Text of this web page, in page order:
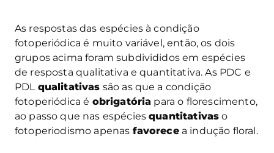
As respostas das espécies à condição
fotoperiódica é muito variável, então, os dois
grupos acima foram subdivididos em espécies
de resposta qualitativa e quantitativa. As PDC e
PDL qualitativas são as que a condição
fotoperiódica é obrigatória para o florescimento,
ao passo que nas espéciesquantitativas o
fotoperiodismo apenas favorecea indução floral.